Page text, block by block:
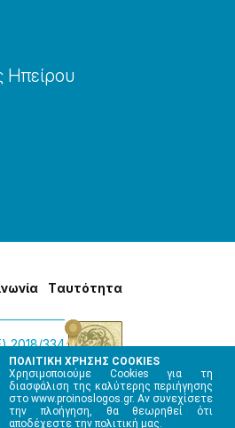
ΠΟΛΙΤΙΚΗ ΧΡΗΣΗΣ COOKIES
Χρησιμοποιούμε Cookies για τη
διασφάλιση της καλύτερης περιήγησης
στο www.proinoslogos.gr. Αν συνεχίσετε
την πλοήγηση, θα θεωρηθεί ότι
αποδέχεστε την πολιτική μας.
Ηπείρου
Tαυτότητα
2018/334